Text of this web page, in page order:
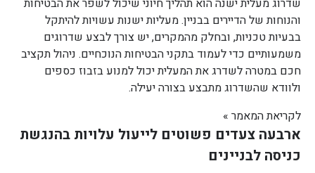
שדרוג מעלית ישנה הוא תהליך חיוני שיכול לשפר את הבטיחות
והנוחות של הדיירים בבניין. מעליות ישנות עשויות להיתקל
בבעיות טכניות, ובחלק מהמקרים, יש צורך לבצע שדרוגים
משמעותיים כדי לעמוד בתקני הבטיחות הנוכחיים. ניהול תקציב
חכם במטרה לשדרג את המעלית יכול למנוע בזבוז כספים
ולוודא שהשדרוג מתבצע בצורה יעילה.
לקריאת המאמר »
ארבעה צעדים פשוטים לייעול עלויות בהנגשת
כניסה לבניינים